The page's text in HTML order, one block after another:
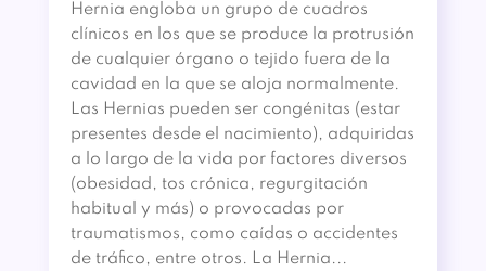
Hernia engloba un grupo de cuadros
clínicos en los que se produce la protrusión
de cualquier órgano o tejido fuera de la
cavidad en la que se aloja normalmente.
Las Hernias pueden ser congénitas (estar
presentes desde el nacimiento), adquiridas
a lo largo de la vida por factores diversos
(obesidad, tos crónica, regurgitación
habitual y más) o provocadas por
traumatismos, como caídas o accidentes
de tráfico, entre otros. La Hernia...